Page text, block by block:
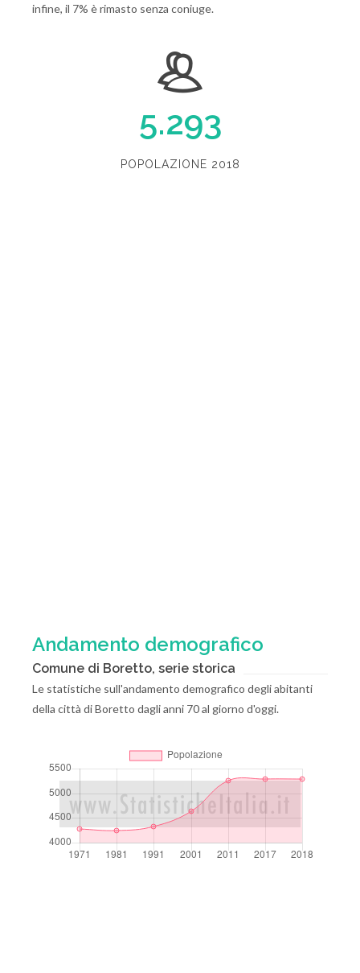
infine, il 7% è rimasto senza coniuge.
5.293
POPOLAZIONE 2018
Andamento demografico
Comune di Boretto, serie storica
Le statistiche sull'andamento demografico degli abitanti
della città di Boretto dagli anni 70 al giorno d'oggi.